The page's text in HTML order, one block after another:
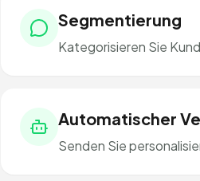
Segmentierung
Kategorisieren Sie
Automatischer
Senden Sie